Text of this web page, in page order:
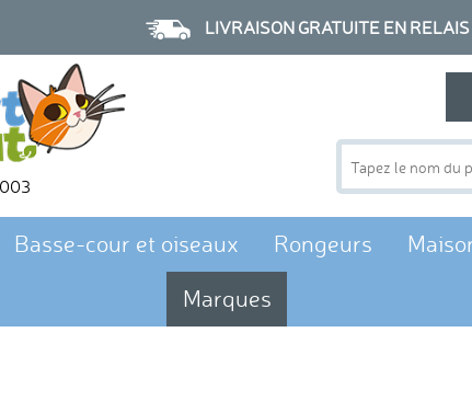
LIVRAISON GRATUITE EN
Basse-cour et oiseaux Rongeurs
Marques